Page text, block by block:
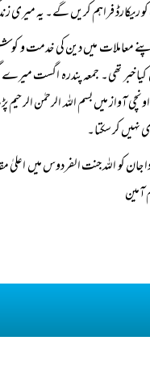
ریکارڈ فراہم کریں گے۔ یہ میری
معاملات میں دین کی خدمت و کوشش
خبر تھی۔ جمعہ پندرہ اگست
آواز میں بسم اللہ الرحمٰن
نہیں کر سکتا۔
جان کو اللہ جنت الفردوس میں
آمین